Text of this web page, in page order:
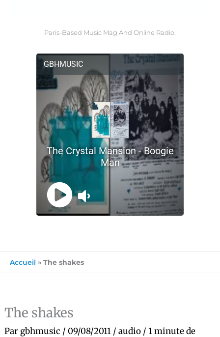
Paris-Based Music Mag And Online Radio.
Accueil » The shakes
The shakes
Par gbhmusic / 09/08/2011 /audio /1 minute de